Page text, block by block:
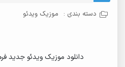
دسته بندی : موزیک ویدئو
دانلود موزیک ویدئو جدید